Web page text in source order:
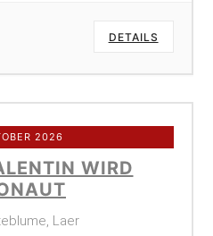
DETAILS
2026
WIRD
Laer